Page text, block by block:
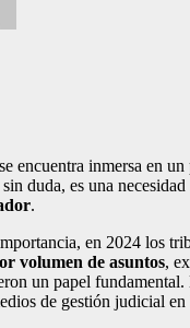
encuentra inmersa en
duda, es una
.
en 2024 los
volumen de asuntos,
un papel
de gestión judicial en